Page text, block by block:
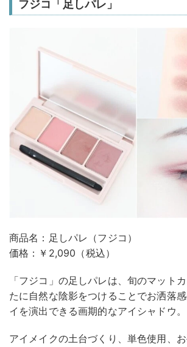
フジコ「足しパレ」
商品名：足しパレ（フジコ）
価格：￥2,090（税込）
「フジコ」の足しパレは、旬のマット
たに自然な陰影をつけることでお洒落
イを演出できる画期的なアイシャドウ。
アイメイクの土台づくり、単色使用、